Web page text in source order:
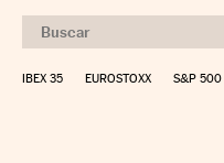
IBEX 35 EUROSTOXX S&P 500